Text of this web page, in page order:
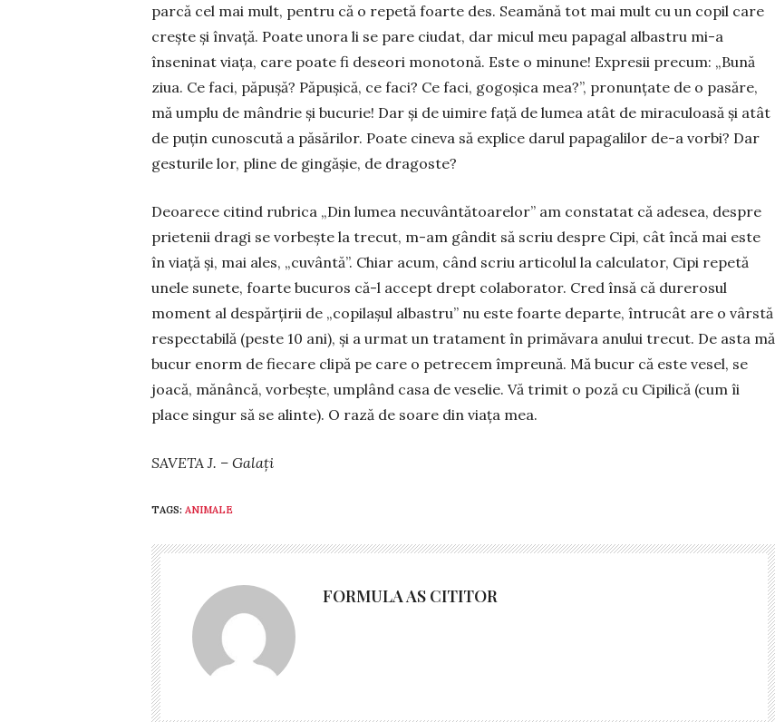
par­că cel mai mult, pentru că o re­pe­tă foarte des. Seamănă tot mai mult cu un copil care
crește și în­vață. Poate unora li se pare ciu­dat, dar micul meu papagal al­bas­­tru mi-a
înseninat viața, care poate fi deseori monotonă. Este o minune! Ex­presii precum: „Bună
ziua. Ce faci, păpușă? Pă­pu­șică, ce faci? Ce faci, gogoșica mea?”, pro­nun­țate de o pasăre,
mă um­plu de mândrie și bucu­­rie! Dar și de uimire față de lu­mea atât de mi­ra­culoasă și atât
de puțin cunoscută a păsărilor. Poa­­­te cineva să explice darul pa­pa­­galilor de-a vorbi? Dar
ges­turile lor, pline de gingășie, de dra­goste?
Deoarece citind rubrica „Din lumea necu­vân­tătoarelor” am constatat că adesea, despre
prie­tenii dragi se vorbește la trecut, m-am gândit să scriu despre Cipi, cât încă mai este
în viață și, mai ales, „cuvântă”. Chiar acum, când scriu articolul la calculator, Cipi repetă
unele sunete, foarte bucu­ros că-l accept drept colaborator. Cred însă că durerosul
moment al despărțirii de „copilașul albastru” nu este foarte departe, întrucât are o vârstă
respectabilă (peste 10 ani), și a urmat un tratament în primăvara anului trecut. De as­­ta mă
bucur enorm de fiecare clipă pe care o petrecem îm­pre­ună. Mă bucur că este vesel, se
joacă, mănâncă, vorbește, um­plând casa de veselie. Vă trimit o poză cu Cipilică (cum îi
place sin­gur să se alinte). O rază de soare din viața mea.
SAVETA J. – Galați
TAGS: ANIMALE
FORMULA AS CITITOR